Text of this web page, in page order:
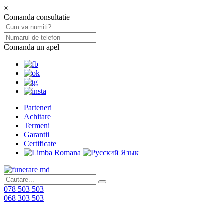
×
Comanda consultatie
Comanda un apel
Parteneri
Achitare
Termeni
Garantii
Certificate
078 503 503
068 303 503